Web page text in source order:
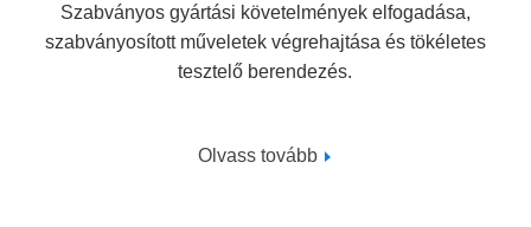
Szabványos gyártási követelmények elfogadása,
szabványosított műveletek végrehajtása és tökéletes
tesztelő berendezés.
Olvass tovább